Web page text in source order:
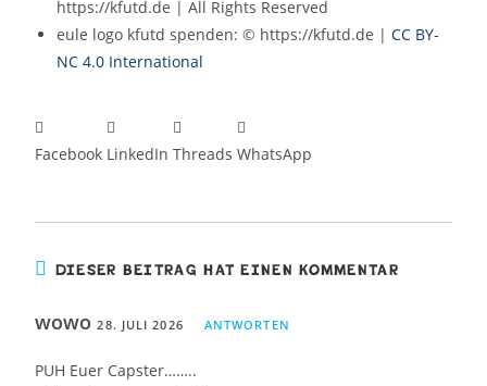
https://kfutd.de | All Rights Reserved
eule logo kfutd spenden: © https://kfutd.de |CC BY-
NC 4.0 International
Facebook LinkedIn Threads WhatsApp
DIESER BEITRAG HAT EINEN KOMMENTAR
wowo28. JULI 2026 ANTWORTEN
PUH Euer Capster……..